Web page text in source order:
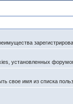
установленных
свое имя из списка